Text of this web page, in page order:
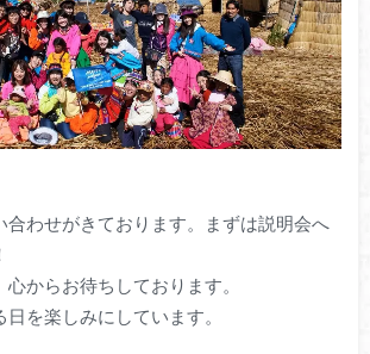
合わせがきております。まずは説明会へ
からお待ちしております。
を楽しみにしています。